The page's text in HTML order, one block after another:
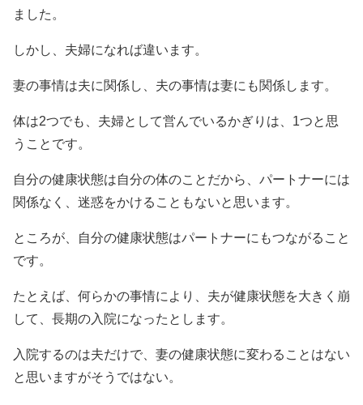
ました。
しかし、夫婦になれば違います。
妻の事情は夫に関係し、夫の事情は妻にも関係します。
体は2つでも、夫婦として営んでいるかぎりは、1つと思
うことです。
自分の健康状態は自分の体のことだから、パートナーには
関係なく、迷惑をかけることもないと思います。
ところが、自分の健康状態はパートナーにもつながること
です。
たとえば、何らかの事情により、夫が健康状態を大きく崩
して、長期の入院になったとします。
入院するのは夫だけで、妻の健康状態に変わることはない
と思いますがそうではない。